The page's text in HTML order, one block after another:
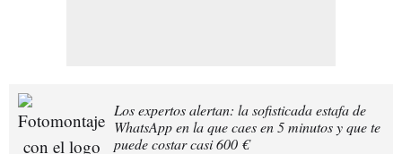
Los expertos alertan: la sofisticada estafa de
WhatsApp en la que caes en 5 minutos y que te
puede costar casi 600 €